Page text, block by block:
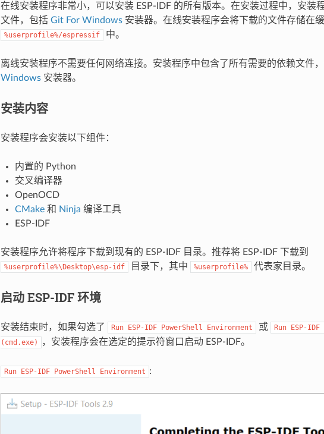
在线安装程序非常小，可以安装 ESP-IDF 的所有版本。在安装过程中，安装
文件，包括 Git For Windows安装器。在线安装程序会将下载的文件存储在
%userprofile%/espressif 中。
离线安装程序不需要任何网络连接。安装程序中包含了所有需要的依赖文件
Windows安装器。
安装内容
安装程序会安装以下组件：
内置的 Python
交叉编译器
OpenOCD
CMake和 Ninja 编译工具
ESP-IDF
安装程序允许将程序下载到现有的 ESP-IDF 目录。推荐将 ESP-IDF 下载到
%userprofile%\Desktop\esp-idf 目录下，其中 %userprofile% 代表家目录。
启动 ESP-IDF 环境
安装结束时，如果勾选了 Run ESP-IDF PowerShell Environment 或 Run ESP-IDF
(cmd.exe)
，安装程序会在选定的提示符窗口启动 ESP-IDF。
Run ESP-IDF PowerShell Environment :